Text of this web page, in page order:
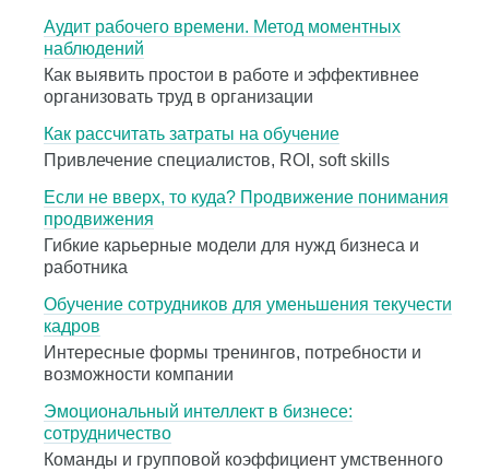
Аудит рабочего времени. Метод моментных
наблюдений
Как выявить простои в работе и эффективнее
организовать труд в организации
Как рассчитать затраты на обучение
Привлечение специалистов, ROI, soft skills
Если не вверх, то куда? Продвижение понимания
продвижения
Гибкие карьерные модели для нужд бизнеса и
работника
Обучение сотрудников для уменьшения текучести
кадров
Интересные формы тренингов, потребности и
возможности компании
Эмоциональный интеллект в бизнесе:
сотрудничество
Команды и групповой коэффициент умственного